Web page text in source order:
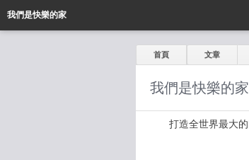
我們是快樂的家
首頁 文章
我們是快樂的家
打造全世界最大